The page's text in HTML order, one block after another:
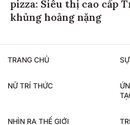
khủng hoảng nặng
TRANG CHỦ
NỮ TRÍ THỨC
NHÌN RA THẾ GIỚI